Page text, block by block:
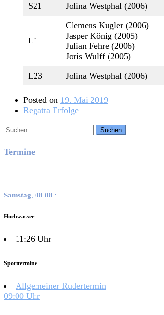
S21
Jolina Westphal (2006)
L1
Clemens Kugler (2006)
Jasper König (2005)
Julian Fehre (2006)
Joris Wulff (2005)
L23 Jolina Westphal (2006)
Posted on 19. Mai 2019
Regatta Erfolge
Suchen
Termine
Samstag, 08.08.:
Hochwasser
11:26 Uhr
Sporttermine
Allgemeiner Rudertermin
09:00 Uhr